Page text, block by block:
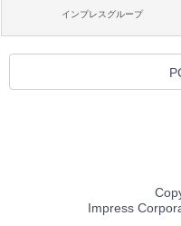
インプレスグループ
Impress